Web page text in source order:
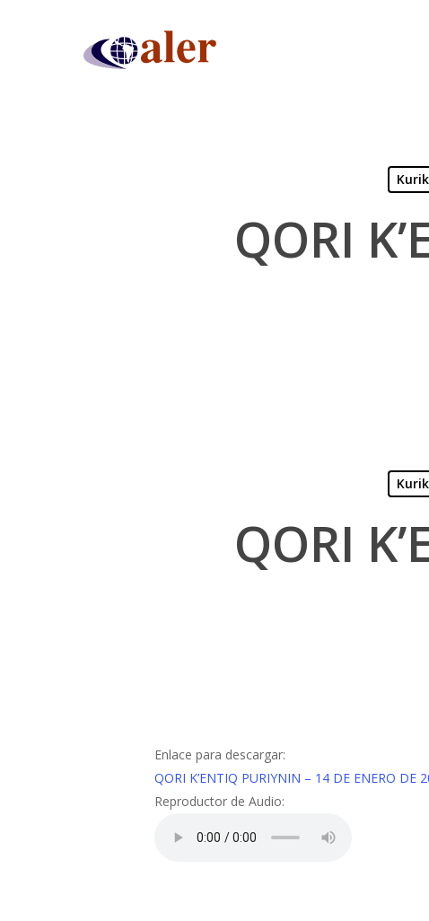
QORI
QORI
Enlace para descargar:
QORI K’ENTIQ PURIYNIN – 14 DE ENERO DE
Reproductor de Audio: